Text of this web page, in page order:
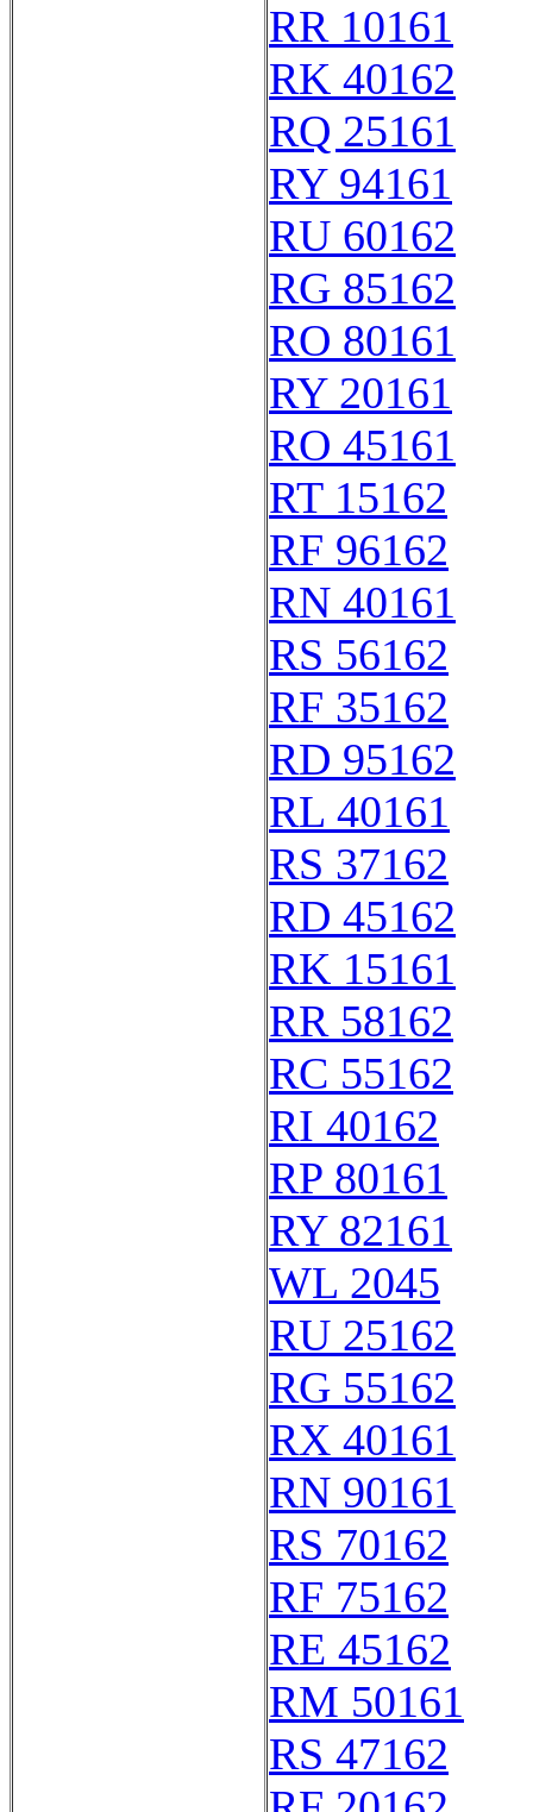
RR 10161
RK 40162
RQ 25161
RY 94161
RU 60162
RG 85162
RO 80161
RY 20161
RO 45161
RT 15162
RF 96162
RN 40161
RS 56162
RF 35162
RD 95162
RL 40161
RS 37162
RD 45162
RK 15161
RR 58162
RC 55162
RI 40162
RP 80161
RY 82161
WL 2045
RU 25162
RG 55162
RX 40161
RN 90161
RS 70162
RF 75162
RE 45162
RM 50161
RS 47162